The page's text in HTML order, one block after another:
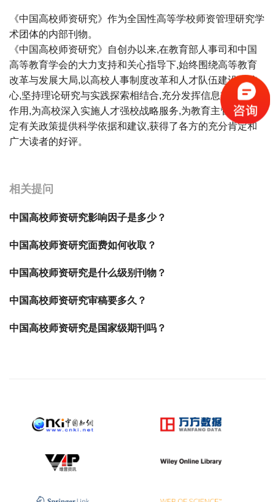
《中国高校师资研究》作为全国性高等学校师资管理研究学
术团体的内部刊物。
《中国高校师资研究》自创办以来,在教育部人事司和中国
高等教育学会的大力支持和关心指导下,始终围绕高等教育
改革与发展大局,以高校人事制度改革和人才队伍建设为核
心,坚持理论研究与实践探索相结合,充分发挥信息交流平台
作用,为高校深入实施人才强校战略服务,为教育主管部门制
定有关政策提供科学依据和建议,获得了各方的充分肯定和
广大读者的好评。
相关提问
中国高校师资研究影响因子是多少？
中国高校师资研究面费如何收取？
中国高校师资研究是什么级别刊物？
中国高校师资研究审稿要多久？
中国高校师资研究是国家级期刊吗？